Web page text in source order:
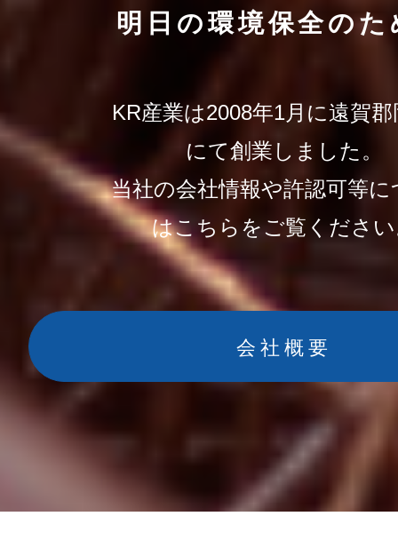
明日の環境保全のた
KR産業は2008年1月に遠賀
にて創業しました。
当社の会社情報や許認可等
はこちらをご覧くださ
会社概要